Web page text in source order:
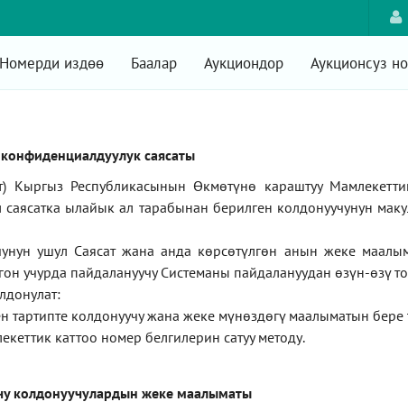
Номерди издөө Баалар Аукциондор Аукционсуз
саясаты
Республикасынын Өкмөтүнө караштуу
ылайык ал тарабынан берилген колдонуучунун
ушул Саясат жана анда көрсөтүлгөн анын жеке
учурда пайдалануучу Системаны пайдалануудан өзүн-өзү
тартипте колдонуучу жана жеке мүнөздөгү маалыматын бере
каттоо номер белгилерин сатуу методу.
колдонуучулардын жеке маалыматы